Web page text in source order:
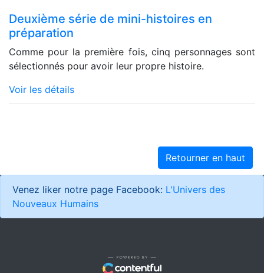
Deuxième série de mini-histoires en
préparation
Comme pour la première fois, cinq personnages sont
sélectionnés pour avoir leur propre histoire.
Voir les détails
Retourner en haut
Venez liker notre page Facebook: L'Univers des
Nouveaux Humains